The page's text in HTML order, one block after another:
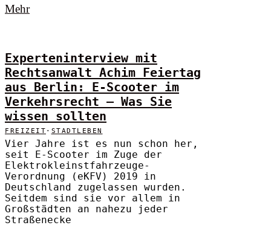
Mehr
Experteninterview mit
Rechtsanwalt Achim Feiertag
aus Berlin: E-Scooter im
Verkehrsrecht – Was Sie
wissen sollten
FREIZEIT · STADTLEBEN
Vier Jahre ist es nun schon her,
seit E-Scooter im Zuge der
Elektrokleinstfahrzeuge-
Verordnung (eKFV) 2019 in
Deutschland zugelassen wurden.
Seitdem sind sie vor allem in
Großstädten an nahezu jeder
Straßenecke